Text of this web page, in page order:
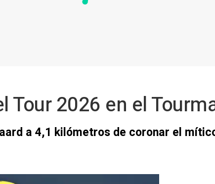
Tour 2026 en el
a 4,1 kilómetros de coronar el